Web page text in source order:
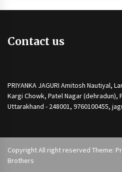
Contact us
PRIYANKA JAGURI Amitosh Nautiyal,
Kargi Chowk, Patel Nagar (dehradun),
Uttarakhand - 248001, 9760100455,
Copyright All right reserved Theme:
Brothers